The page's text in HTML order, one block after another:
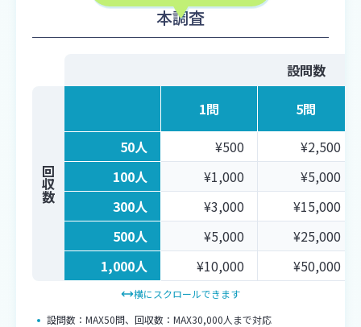
本調査
設問数
回収数
1問
5問
50人
¥500
¥2,500
100人
¥1,000
¥5,000
300人
¥3,000
¥15,000
500人
¥5,000
¥25,000
1,000人
¥10,000 ¥50,000
横にスクロールできます
設問数：MAX50問、回収数：MAX30,000人まで対応